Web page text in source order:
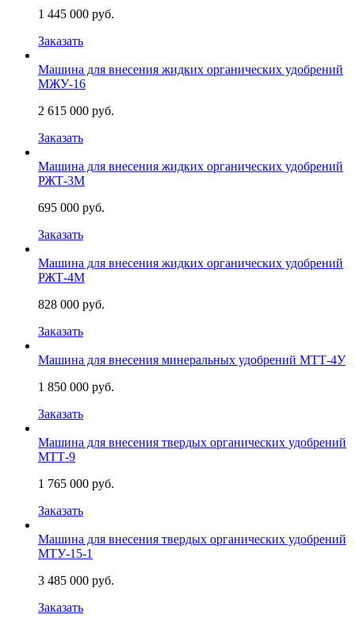
1 445 000 руб.
Заказать
Машина для внесения жидких органических удобрений
МЖУ-16
2 615 000 руб.
Заказать
Машина для внесения жидких органических удобрений
РЖТ-3М
695 000 руб.
Заказать
Машина для внесения жидких органических удобрений
РЖТ-4М
828 000 руб.
Заказать
Машина для внесения минеральных удобрений МТТ-4У
1 850 000 руб.
Заказать
Машина для внесения твердых органических удобрений
МТТ-9
1 765 000 руб.
Заказать
Машина для внесения твердых органических удобрений
МТУ-15-1
3 485 000 руб.
Заказать